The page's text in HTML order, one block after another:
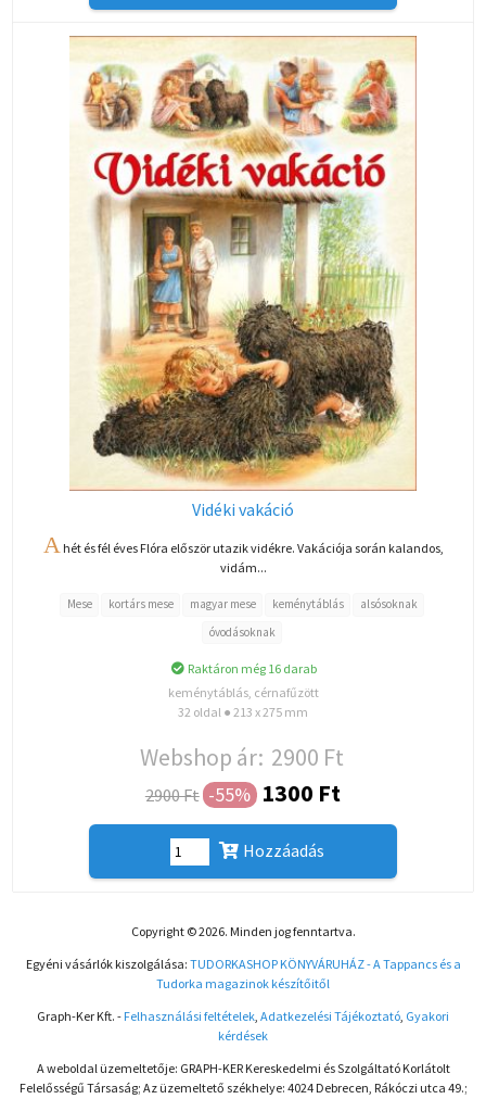
Vidéki vakáció
A hét és fél éves Flóra először utazik vidékre. Vakációja során kalandos,
vidám...
Mese kortárs mese magyar mese keménytáblás
alsósoknak
óvodásoknak
Raktáron még 16 darab
keménytáblás, cérnafűzött
32 oldal ● 213 x 275 mm
Webshop ár: 2900 Ft
2900 Ft -55% 1300 Ft
Hozzáadás
Copyright © 2026. Minden jog fenntartva.
Egyéni vásárlók kiszolgálása: TUDORKASHOP KÖNYVÁRUHÁZ - A Tappancs és a
Tudorka magazinok készítőitől
Graph-Ker Kft. - Felhasználási feltételek, Adatkezelési Tájékoztató, Gyakori
kérdések
A weboldal üzemeltetője: GRAPH-KER Kereskedelmi és Szolgáltató Korlátolt
Felelősségű Társaság; Az üzemeltető székhelye: 4024 Debrecen, Rákóczi utca 49.;